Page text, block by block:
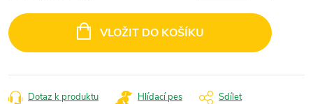
cena:
VLOŽIT DO KOŠÍKU
Dotaz k produktu Hlídací pes Sdílet